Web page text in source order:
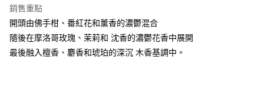
台新國際商業銀行
台灣樂天信用卡公司
AFTEE先享後付
相關說明
【關於「AFTEE先享後付」】
AFTEE先享後付是「在收到商品之後才付款」的支付方式。 讓您購物簡單
ATM付款
銷售重點
開頭由佛手柑、番紅花和薰香的濃鬱混合
隨後在摩洛哥玫瑰、茉莉和 沈香的濃鬱花香中展開
最後融入檀香、麝香和琥珀的深沉 木香基調中。